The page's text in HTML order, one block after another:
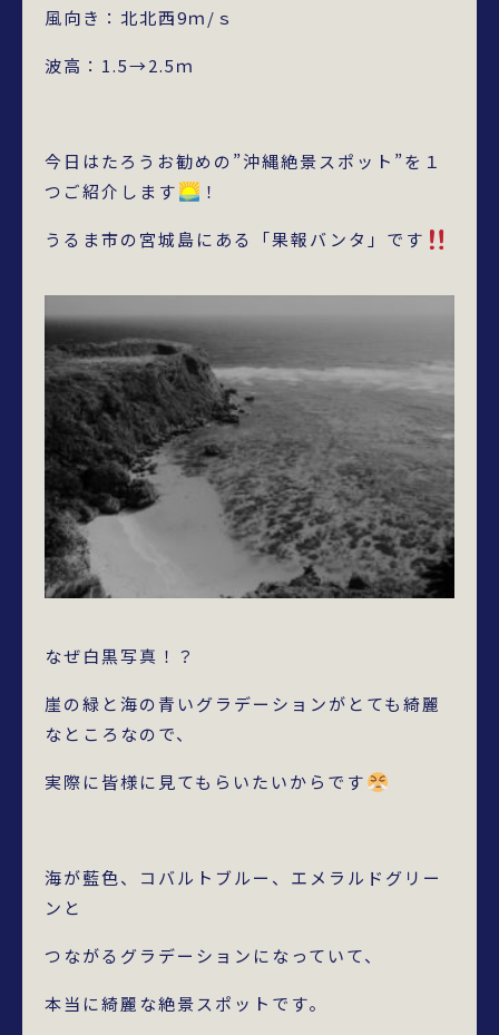
風向き：北北西9ｍ/ｓ
波高：1.5→2.5ｍ
今日はたろうお勧めの”沖縄絶景スポット”を１
つご紹介します
！
うるま市の宮城島にある「果報バンタ」です
なぜ白黒写真！？
崖の緑と海の青いグラデーションがとても綺麗
なところなので、
実際に皆様に見てもらいたいからです
海が藍色、コバルトブルー、エメラルドグリー
ンと
つながるグラデーションになっていて、
本当に綺麗な絶景スポットです。